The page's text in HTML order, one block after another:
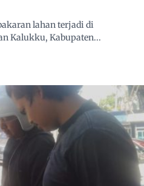
lahan terjadi di
Kalukku, Kabupaten...